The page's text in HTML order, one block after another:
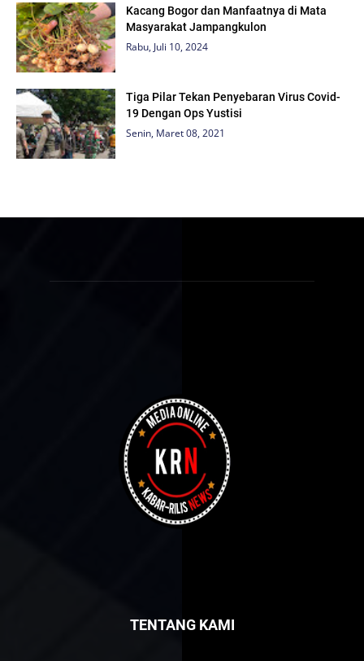
Kacang Bogor dan Manfaatnya di Mata
Masyarakat Jampangkulon
Rabu, Juli 10, 2024
Tiga Pilar Tekan Penyebaran Virus Covid-
19 Dengan Ops Yustisi
Senin, Maret 08, 2021
TENTANG KAMI